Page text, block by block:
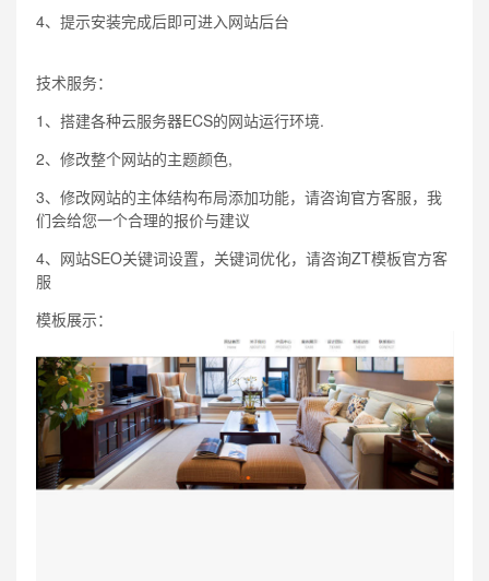
4、提示安装完成后即可进入网站后台
技术服务：
1、搭建各种云服务器ECS的网站运行环境.
2、修改整个网站的主题颜色,
3、修改网站的主体结构布局添加功能，请咨询官方客服，我
们会给您一个合理的报价与建议
4、网站SEO关键词设置，关键词优化，请咨询ZT模板官方客
服
模板展示：